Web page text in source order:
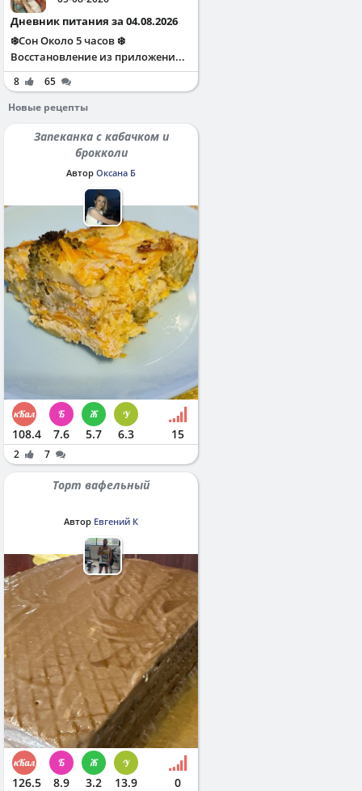
Дневник питания за 04.08.2026
❄️Сон Около 5 часов ❄️
Восстановление из приложени...
8
65
Новые рецепты
Запеканка с кабачком и
брокколи
Автор Оксана Б
108.4 7.6 5.7 6.3 15
2 7
Торт вафельный
Автор Евгений К
126.5 8.9 3.2 13.9 0